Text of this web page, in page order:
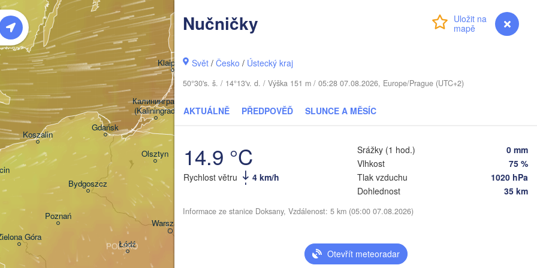
myVentusky Předpověď
Nučničky
Svět /Česko / Ústecký kraj
50°30's. š. / 14°13'v. d. / Výška 151 m / 05:28 07.08.2026, Europe/Prague (UTC+2)
AKTUÁLNĚ PŘEDPOVĚĎ SLUNCE A MĚSÍC
14.9 °C
Rychlost větru 4 km/h
Srážky (1 hod.)
0 mm
Vlhkost
75 %
Tlak vzduchu
1020 hPa
Dohlednost
35 km
Informace ze stanice Doksany, Vzdálenost: 5 km (05:00 07.08.2026)
Otevřít meteoradar
Warszawa
Łódź
Poznań
Olsztyn
Koszalin
Klaipėda
Góra
Gdańsk
Калининград
(Kaliningrad)
Bydgoszcz
POLSKO
(Minsk)
Vilnius
Бабруйск
(Babrujsk)
Салігорск
Гродна
(Hrodna)
Віцебск
(Viciebsk)
(Mahilioŭ)
BĚLORUSKO
LITVA